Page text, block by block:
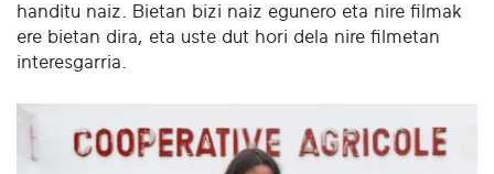
handitu naiz. Bietan bizi naiz egunero eta nire filmak
ere bietan dira, eta uste dut hori dela nire filmetan
interesgarria.